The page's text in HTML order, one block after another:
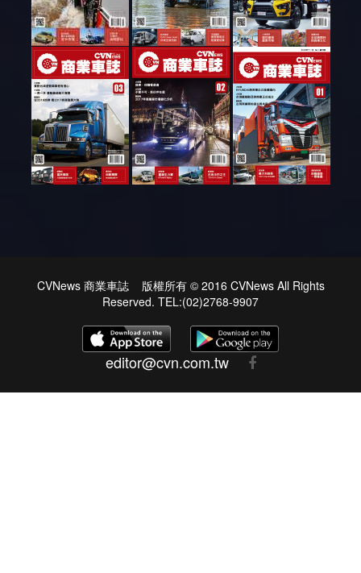
CVNews 商業車誌 版權所有 © 2016 CVNews All Rights
Reserved. TEL:(02)2768-9907
editor@cvn.com.tw